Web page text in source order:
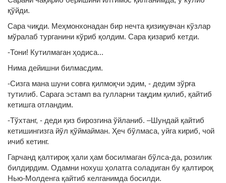
қўйди.
Сара чиқди. Меҳмонхонадан бир нечта қизиқувчан кўзлар
мўралаб турганини кўриб қолдим. Сара қизариб кетди.
-Тони! Кутилмаган ҳодиса...
Нима дейишни билмасдим.
-Сизга мана шуни совға қилмоқчи эдим, - дедим зўрға
тутилиб. Сарага эстамп ва гулларни тақдим қилиб, қайтиб
кетишга отландим.
-Тўхтанг, - деди қиз бирозгина ўйланиб. –Шундай қайтиб
кетишингизга йўл қўймайман. Ҳеч бўлмаса, уйга кириб, чой
ичиб кетинг.
Гарчанд қалтироқ ҳали ҳам босилмаган бўлса-да, розилик
билдирдим. Одамни нохуш ҳолатга соладиган бу қалтироқ
Нью-Молденга қайтиб келганимда босилди.